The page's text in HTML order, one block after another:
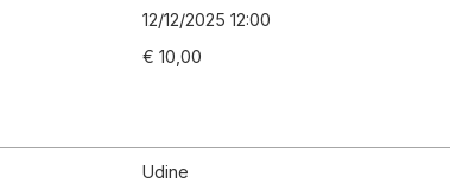
12/12/2025 12:00
€ 10,00
Udine